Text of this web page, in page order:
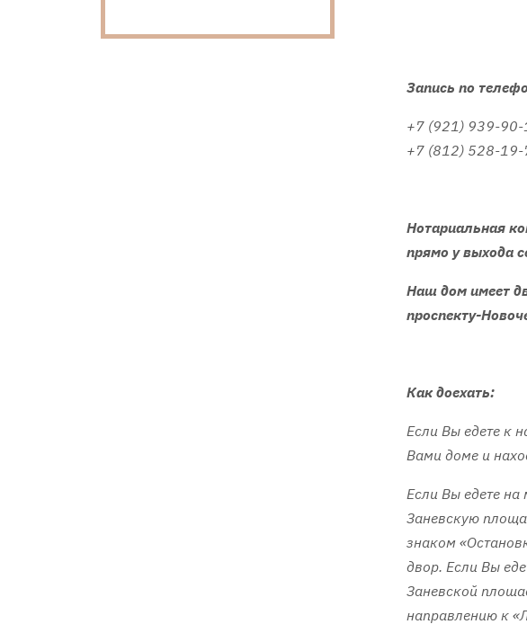
Запись по
+7 (921) 939-90-
+7 (812) 528-
Нотариальная
прямо у выхода
Наш дом имеет
проспекту-
Как доехать:
Если Вы едете к
Вами доме и
Если Вы едете
Заневскую
знаком
двор. Если Вы
Заневской
направлению к